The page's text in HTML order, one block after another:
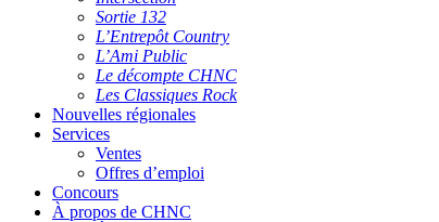
Sortie 132
L’Entrepôt Country
L’Ami Public
Le décompte CHNC
Les Classiques Rock
Nouvelles régionales
Services
Ventes
Offres d’emploi
Concours
À propos de CHNC